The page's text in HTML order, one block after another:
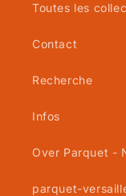
Toutes les
Contact
Recherche
Infos
Over Parquet -
parquet-